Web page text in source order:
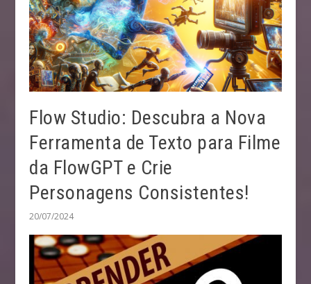
Flow Studio: Descubra a Nova
Ferramenta de Texto para Filme
da FlowGPT e Crie
Personagens Consistentes!
20/07/2024